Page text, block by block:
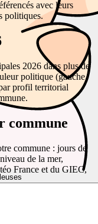
avec leurs
politiques.
2026 dans plus de
politique (gauche,
profil territorial
commune
commune : jours de
de la mer,
France et du GIEC,